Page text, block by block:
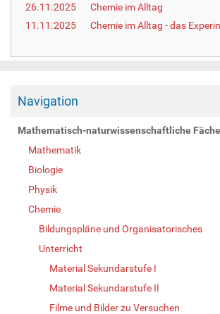
26.11.2025
Chemie im Alltag
11.11.2025
Chemie im Alltag - das
Navigation
Mathematisch-naturwissenschaftliche
Mathematik
Biologie
Physik
Chemie
Bildungspläne und Organisatorisches
Unterricht
Material Sekundarstufe I
Material Sekundarstufe II
Filme und Bilder zu Versuchen